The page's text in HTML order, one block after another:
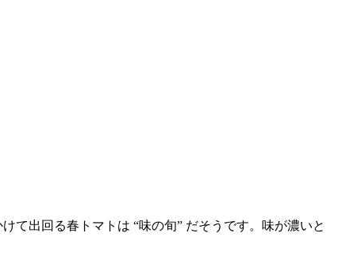
て出回る春トマトは “味の旬” だそうです。味が濃いと